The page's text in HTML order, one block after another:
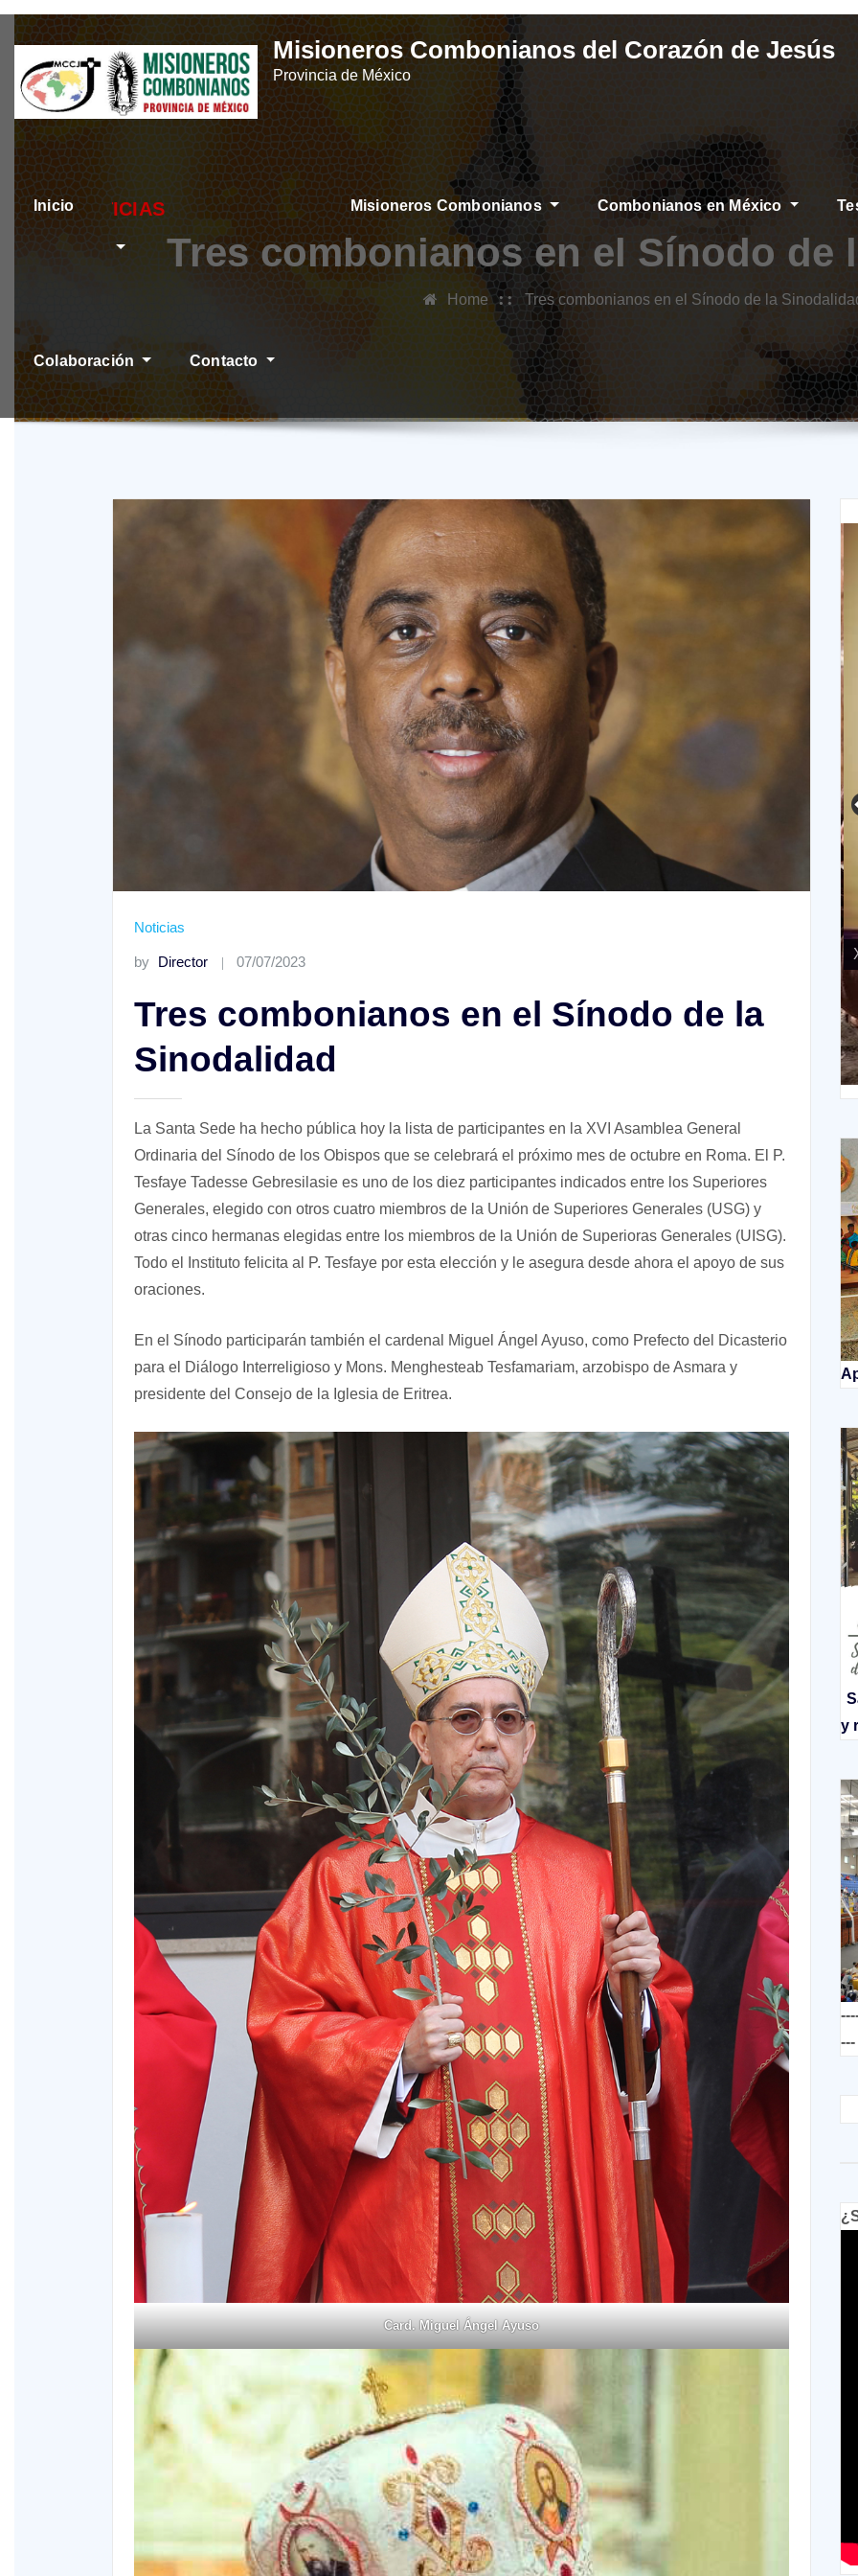
Skip
content
Misioneros Combonianos del Corazón de Jesús
Provincia de México
Inicio ÚLTIMAS NOTICIASMisioneros Combonianos Combonianos en México
Colaboración Contacto
Tres combonianos en el Sínodo de
Home Tres combonianos en el Sínodo de la
Noticias
by Director 07/07/2023
Tres combonianos en el Sínodo de la
Sinodalidad
La Santa Sede ha hecho pública hoy la lista de participantes en la XVI Asamblea General
Ordinaria del Sínodo de los Obispos que se celebrará el próximo mes de octubre en Roma. El P.
Tesfaye Tadesse Gebresilasie es uno de los diez participantes indicados entre los Superiores
Generales, elegido con otros cuatro miembros de la Unión de Superiores Generales (USG) y
otras cinco hermanas elegidas entre los miembros de la Unión de Superioras Generales (UISG).
Todo el Instituto felicita al P. Tesfaye por esta elección y le asegura desde ahora el apoyo de sus
oraciones.
En el Sínodo participarán también el cardenal Miguel Ángel Ayuso, como Prefecto del Dicasterio
para el Diálogo Interreligioso y Mons. Menghesteab Tesfamariam, arzobispo de Asmara y
presidente del Consejo de la Iglesia de Eritrea.
Card. Miguel Ángel Ayuso
XV Domingo ordinario. Año A
y
---